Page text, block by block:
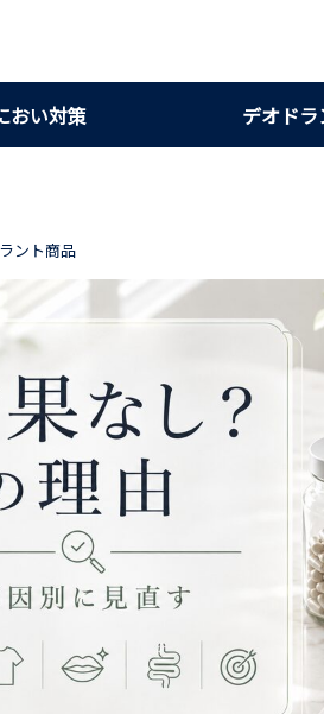
おい対策 デオド
ント商品
が効果なしと感じる理由7つ｜に